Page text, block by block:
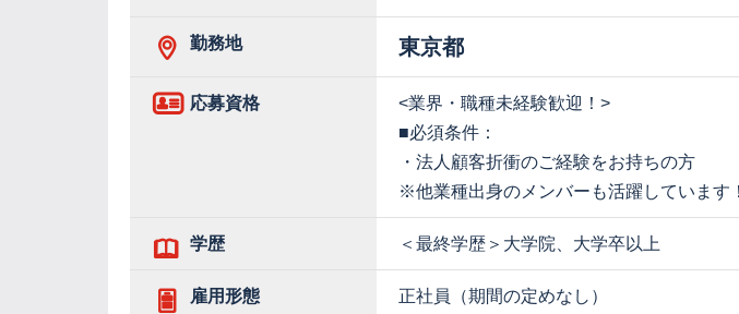
勤務地 東京都
応募資格
<業界・職種未経験歓迎！>
■必須条件：
・法人顧客折衝のご経験をお持ちの方
※他業種出身のメンバーも活躍しています！
学歴 ＜最終学歴＞大学院、大学卒以上
雇用形態 正社員（期間の定めなし）